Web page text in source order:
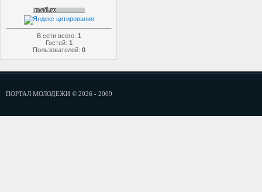
В сети всего: 1
Гостей: 1
Пользователей: 0
ПОРТАЛ МОЛОДЕЖИ © 2026 - 2009